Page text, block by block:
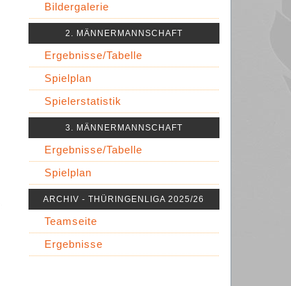
Bildergalerie
2. MÄNNERMANNSCHAFT
Ergebnisse/Tabelle
Spielplan
Spielerstatistik
3. MÄNNERMANNSCHAFT
Ergebnisse/Tabelle
Spielplan
ARCHIV - THÜRINGENLIGA 2025/26
Teamseite
Ergebnisse